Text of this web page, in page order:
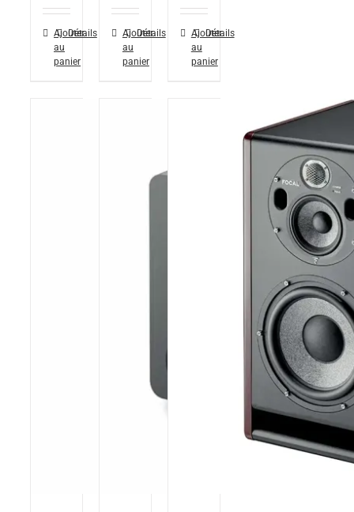
Ajouter
au
panier
Détails
Ajouter
au
panier
Détails
Ajouter
au
panier
Détails